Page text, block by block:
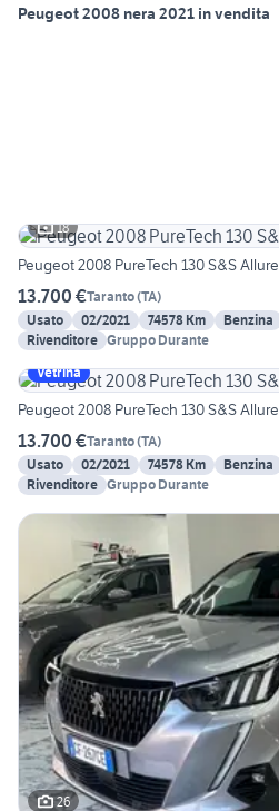
Peugeot 2008 nera 2021 in vendita
18
Peugeot 2008 PureTech 130 S&S Allure
13.700 €Taranto(TA)
Usato
02/2021 74578 Km Benzina
Rivenditore Gruppo Durante
Vetrina
Peugeot 2008 PureTech 130 S&S Allure
13.700 €Taranto(TA)
Usato
02/2021 74578 Km Benzina
Rivenditore Gruppo Durante
26